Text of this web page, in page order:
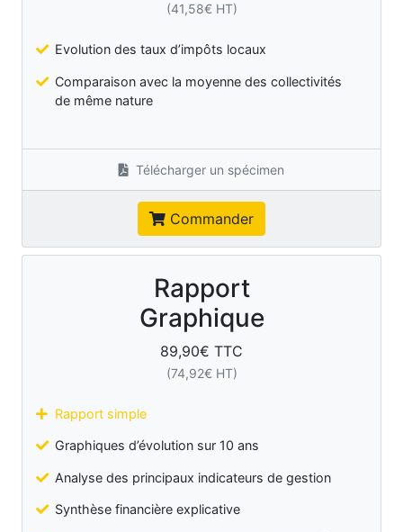
(41,58€ HT)
Evolution des taux d’impôts locaux
Comparaison avec la moyenne des collectivités
de même nature
Télécharger un spécimen
Commander
Rapport
Graphique
89,90€ TTC
(74,92€ HT)
Rapport simple
Graphiques d’évolution sur 10 ans
Analyse des principaux indicateurs de gestion
Synthèse financière explicative